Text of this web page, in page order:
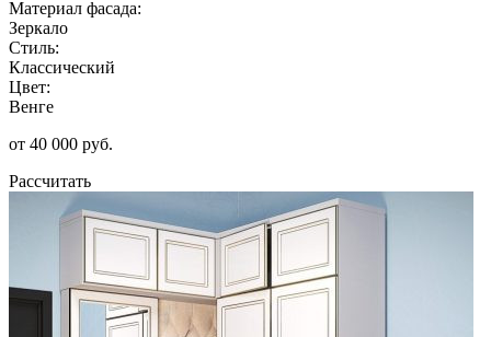
Материал фасада:
Зеркало
Стиль:
Классический
Цвет:
Венге
от 40 000 руб.
Рассчитать